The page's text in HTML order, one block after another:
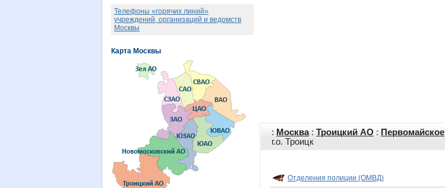
: Москва: Троицкий АО : Первомайское
г.о. Троицк
Отделения полиции (ОМВД)
Телефоны «горячих линий»
учреждений, организаций и ведомств
Москвы